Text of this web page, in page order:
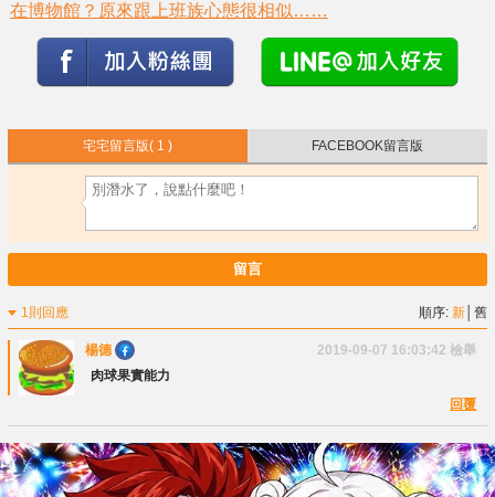
在博物館？原來跟上班族心態很相似……
宅宅留言版( 1 ) FACEBOOK留言版
留言
1則回應 順序:新 │舊
楊德 2019-09-07 16:03:42 檢舉
肉球果實能力
回覆